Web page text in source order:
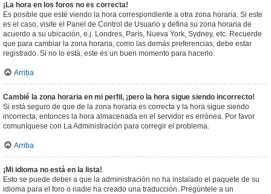
¡La hora en los foros no es correcta!
Es posible que esté viendo la hora correspondiente a otra zona horaria. Si este
es el caso, visite el Panel de Control de Usuario y defina su zona horaria de
acuerdo a su ubicación, e.j. Londres, París, Nueva York, Sydney, etc. Recuerde
que para cambiar la zona horaria, como las demás preferencias, debe estar
registrado. Si no lo está, este es un buen momento para hacerlo.
Arriba
Cambié la zona horaria en mi perfil, ¡pero la hora sigue siendo incorrecto!
Si está seguro de que de la zona horaria es correcta y la hora sigue siendo
incorrecta, entonces la hora almacenada en el servidor es errónea. Por favor
comuníquese con La Administración para corregir el problema.
Arriba
¡Mi idioma no está en la lista!
Esto se puede deber a que la administración no ha instalado el paquete de su
idioma para el foro o nadie ha creado una traducción. Pregúntele a un